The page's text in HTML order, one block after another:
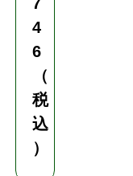
4
6
（
税
込
）